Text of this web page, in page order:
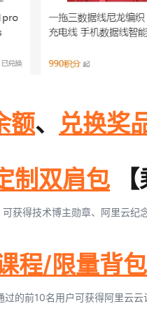
额、 兑换奖
制双肩包
获得技术博主勋章、阿里云纪
程/限量背
过的前10名用户可获得阿里云